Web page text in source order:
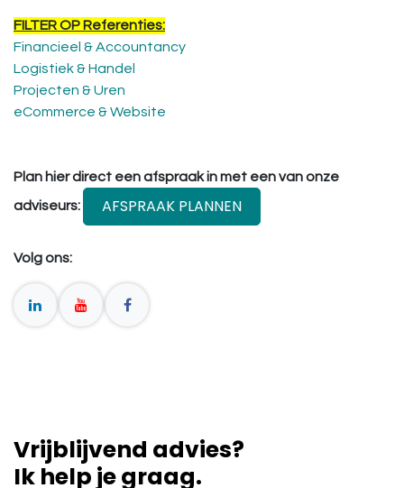
FILTER OP Referenties:
Financieel & Accountancy
Logistiek & Handel
Projecten & Uren
eCommerce & Website
Plan hier direct een afspraak in met een van onze
adviseurs:
AFSPRAAK PLANNEN
Volg ons:
Vrijblijvend advies?
Ik help je graag.